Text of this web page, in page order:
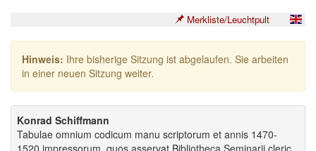
Merkliste/Leuchtpult
Hinweis: Ihre bisherige Sitzung ist abgelaufen. Sie arbeiten
in einer neuen Sitzung weiter.
Konrad Schiffmann
Tabulae omnium codicum manu scriptorum et annis 1470-
1520 impressorum, quos asservat Bibliotheca Seminarii cleric.